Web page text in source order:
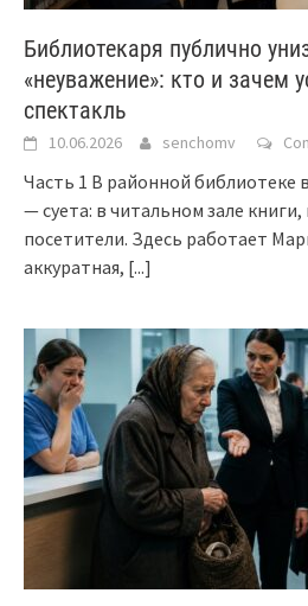
Библиотекаря публично
«неуважение»: кто и зачем
спектакль
10.06.2026 senchomv
Часть 1 В районной библиотеке
— суета: в читальном зале
посетители. Здесь работает
аккуратная, [...]